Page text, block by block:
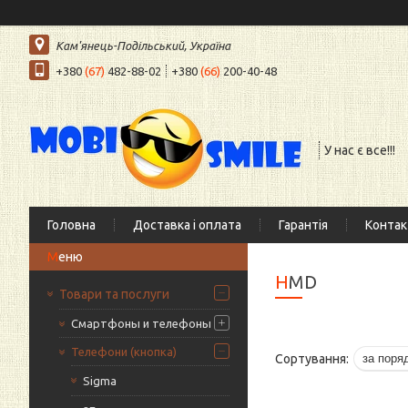
Кам'янець-Подільський, Україна
+380 (67)482-88-02 +380(66)200-40-48
У нас є все!!!
Головна Доставка і оплата Гарантія
Товари та послуги
Смартфоны и телефоны
Телефони (кнопка)
Sigma
HMD